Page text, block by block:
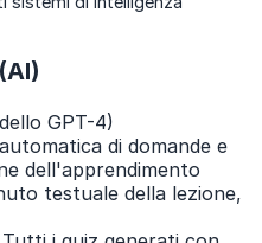
GPT-4)
di domande e
dell'apprendimento
testuale della lezione,